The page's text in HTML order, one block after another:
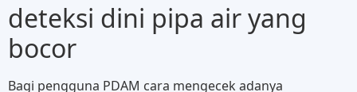
deteksi dini pipa air yang
bocor
Bagi pengguna PDAM cara mengecek adanya